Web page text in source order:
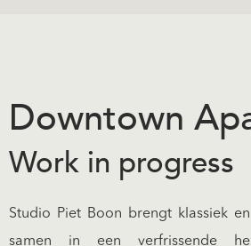
Downtown
Work in progress
Studio Piet Boon brengt klassiek
samen in een verfrissende